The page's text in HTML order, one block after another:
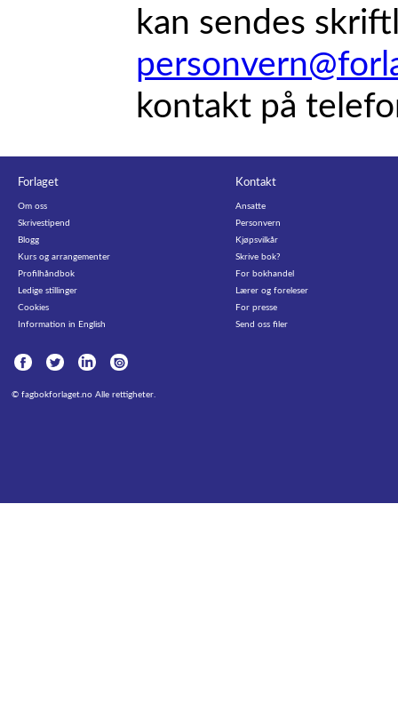
kan sendes
kontakt på
Forlaget
Om oss
Skrivestipend
Blogg
Kurs og arrangementer
Profilhåndbok
Ledige stillinger
Cookies
Information in English
Kontakt
Ansatte
Personvern
Kjøpsvilkår
Skrive bok?
For bokhandel
Lærer og foreleser
For presse
Send oss filer
© fagbokforlaget.no Alle rettigheter.